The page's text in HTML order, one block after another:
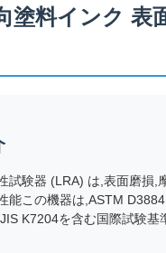
塗料インク 表
試験器 (LRA) は,表面磨損,
能この機器は,ASTM
K7204を含む国際試験基